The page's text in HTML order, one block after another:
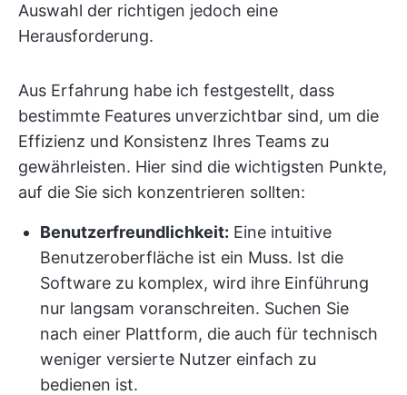
Auswahl der richtigen jedoch eine
Herausforderung.
Aus Erfahrung habe ich festgestellt, dass
bestimmte Features unverzichtbar sind, um die
Effizienz und Konsistenz Ihres Teams zu
gewährleisten. Hier sind die wichtigsten Punkte,
auf die Sie sich konzentrieren sollten:
Benutzerfreundlichkeit: Eine intuitive
Benutzeroberfläche ist ein Muss. Ist die
Software zu komplex, wird ihre Einführung
nur langsam voranschreiten. Suchen Sie
nach einer Plattform, die auch für technisch
weniger versierte Nutzer einfach zu
bedienen ist.